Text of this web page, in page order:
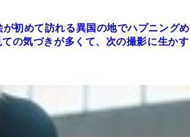
初めて訪れる異国の地でハプニングめ
の気づきが多くて、次の撮影に生かす